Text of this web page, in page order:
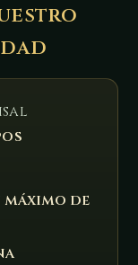
máximo de